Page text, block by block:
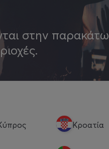
στην παρακάτω
Κροατία